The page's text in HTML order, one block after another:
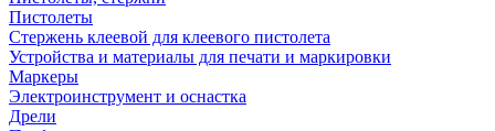
Пистолеты
Стержень клеевой для клеевого пистолета
Устройства и материалы для печати и маркировки
Маркеры
Электроинструмент и оснастка
Дрели